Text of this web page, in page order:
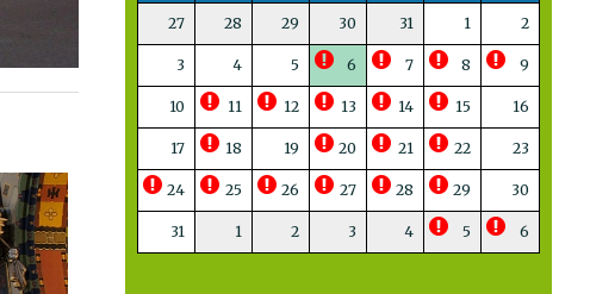
27 28 29 30 31 1 2
3 4 5 6 7 8 9
10 11 12 13 14 15 16
17 18 19 20 21 22 23
24 25 26 27 28 29 30
31 1 2 3 4 5 6